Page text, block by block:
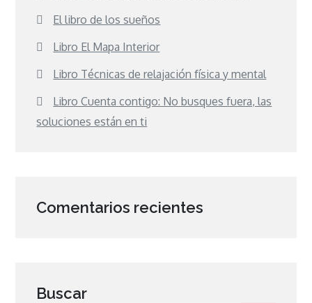
El libro de los sueños
Libro El Mapa Interior
Libro Técnicas de relajación física y mental
Libro Cuenta contigo: No busques fuera, las
soluciones están en ti
Comentarios recientes
Buscar